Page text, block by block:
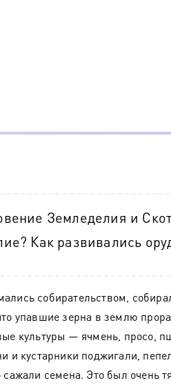
Земледелия и
Как развивались
собирательством,
упавшие зерна в землю
культуры — ячмень, просо,
и кустарники поджигали,
сажали семена. Это был очень